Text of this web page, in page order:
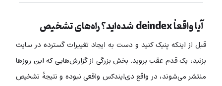
آیا واقعاً deindex شده‌اید؟ راه‌های تشخیص
قبل از اینکه پنیک کنید و دست به ایجاد تغییرات گسترده در سایت
بزنید، یک قدم عقب بروید. بخش بزرگی از گزارش‌هایی که این روزها
منتشر می‌شوند، در واقع دی‌ایندکس واقعی نبوده و نتیجۀ تشخیص